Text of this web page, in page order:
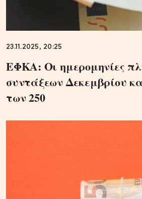
23.11.2025, 20:25
ΕΦΚΑ: Οι ημερομηνίες
συντάξεων Δεκεμβρίου
των 250